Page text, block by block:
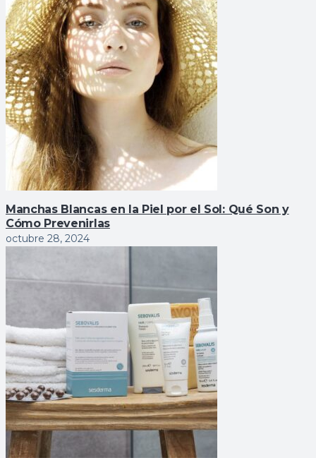
Manchas Blancas en la Piel por el Sol: Qué Son y
Cómo Prevenirlas
octubre 28, 2024